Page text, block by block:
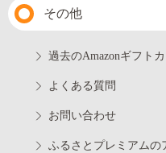
その他
過去のAmazonギフト
よくある質問
お問い合わせ
ふるさとプレミアムの